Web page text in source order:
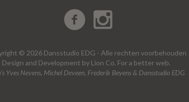
© 2026 Dansstudio EDG - Alle rechten voorbehouden
Design and Development by Lion Co. For a better web.
Yves Nevens, Michel Deveen, Frederik Beyens & Dansstudio EDG